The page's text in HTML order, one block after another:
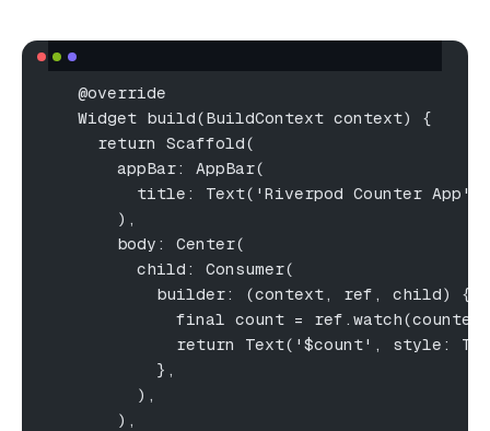
   @override
   Widget build(BuildContext context) {
     return Scaffold(
       appBar: AppBar(
         title: Text('Riverpod Counter App'),
       ),
       body: Center(
         child: Consumer(
           builder: (context, ref, child) {
final count =
return Text('$count', style:
           },
         ),
       ),